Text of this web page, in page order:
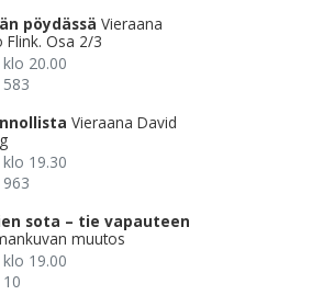
pöydässä Vieraana
Flink. Osa 2/3
klo 20.00
583
Vieraana David
klo 19.30
963
sota – tie vapauteen
muutos
klo 19.00
10